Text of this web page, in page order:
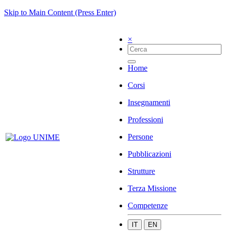
Skip to Main Content (Press Enter)
×
Home
Corsi
Insegnamenti
Professioni
Persone
Pubblicazioni
Strutture
Terza Missione
Competenze
IT EN